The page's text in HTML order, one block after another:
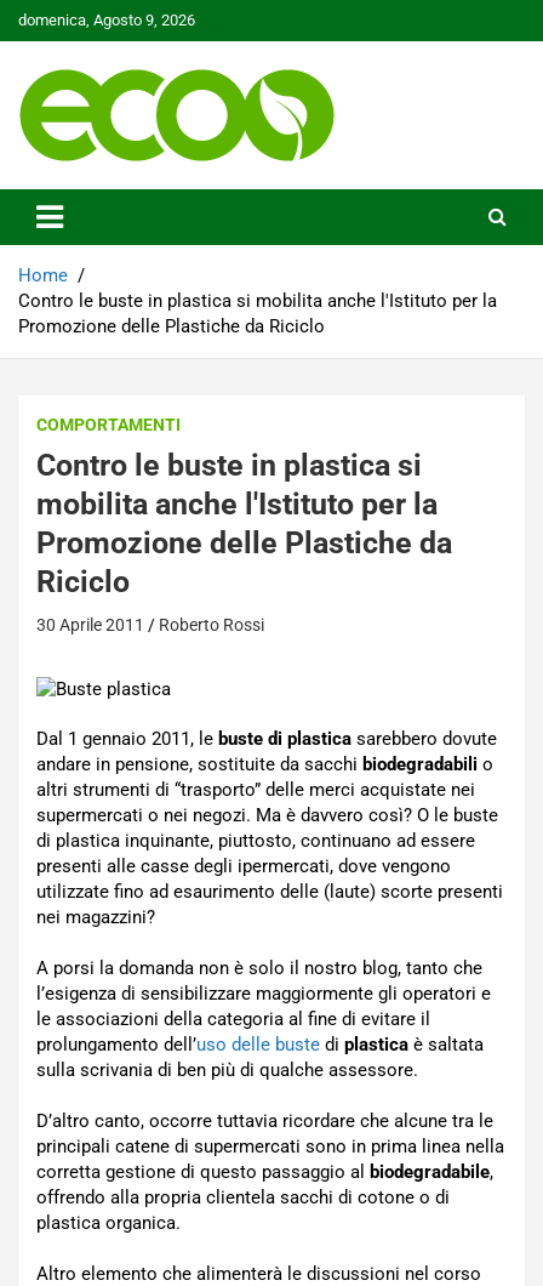
Skip
to
domenica, Agosto 9, 2026
Ecoo.it
Home
Contro le buste in plastica si mobilita anche l'Istituto per la
Promozione delle Plastiche da Riciclo
COMPORTAMENTI
Contro le buste in plastica si
mobilita anche l'Istituto per la
Promozione delle Plastiche da
Riciclo
30 Aprile 2011 Roberto Rossi
Dal 1 gennaio 2011, le buste di plastica sarebbero dovute
andare in pensione, sostituite da sacchi biodegradabili o
altri strumenti di “trasporto” delle merci acquistate nei
supermercati o nei negozi. Ma è davvero così? O le buste
di plastica inquinante, piuttosto, continuano ad essere
presenti alle casse degli ipermercati, dove vengono
utilizzate fino ad esaurimento delle (laute) scorte presenti
nei magazzini?
A porsi la domanda non è solo il nostro blog, tanto che
l’esigenza di sensibilizzare maggiormente gli operatori e
le associazioni della categoria al fine di evitare il
prolungamento dell’uso delle buste di plastica è saltata
sulla scrivania di ben più di qualche assessore.
D’altro canto, occorre tuttavia ricordare che alcune tra le
principali catene di supermercati sono in prima linea nella
corretta gestione di questo passaggio al biodegradabile,
offrendo alla propria clientela sacchi di cotone o di
plastica organica.
Altro elemento che alimenterà le discussioni nel corso